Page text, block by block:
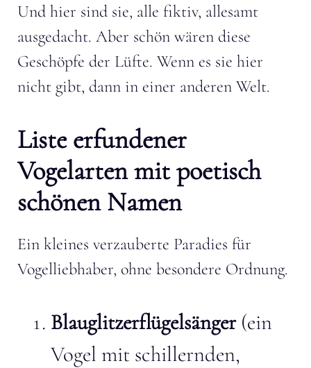
Und hier sind sie, alle fiktiv, allesamt
ausgedacht. Aber schön wären diese
Geschöpfe der Lüfte. Wenn es sie hier
nicht gibt, dann in einer anderen Welt.
Liste erfundener
Vogelarten mit poetisch
schönen Namen
Ein kleines verzauberte Paradies für
Vogelliebhaber, ohne besondere Ordnung.
Blauglitzerflügelsänger(ein
Vogel mit schillernden,